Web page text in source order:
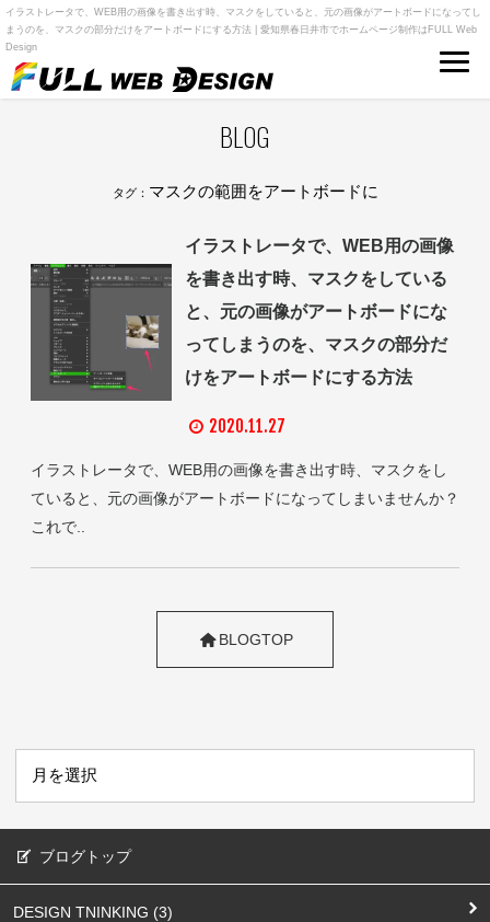
イラストレータで、WEB用の画像を書き出す時、マスクをしていると、元の画像がアートボードになってし
まうのを、マスクの部分だけをアートボードにする方法 | 愛知県春日井市でホームページ制作はFULL Web
Design
BLOG
タグ： マスクの範囲をアートボードに
イラストレータで、WEB用の画像
を書き出す時、マスクをしている
と、元の画像がアートボードにな
ってしまうのを、マスクの部分だ
けをアートボードにする方法
2020.11.27
イラストレータで、WEB用の画像を書き出す時、マスクをし
ていると、元の画像がアートボードになってしまいませんか？
これで..
BLOGTOP
ブログトップ
DESIGN TNINKING (3)